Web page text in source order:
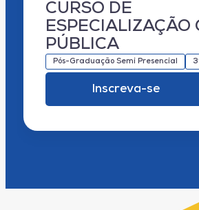
CURSO DE
ESPECIALIZAÇÃO
PÚBLICA
Pós-Graduação Semi Presencial
Inscreva-se